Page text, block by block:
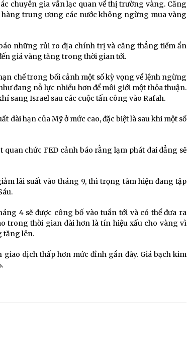
chuyên gia vẫn lạc quan về thị trường vàng. Căng
trung ương các nước không ngừng mua vàng
những rủi ro địa chính trị và căng thẳng tiềm ẩn
giá vàng tăng trong thời gian tới.
chế trong bối cảnh một số kỳ vọng về lệnh ngừng
đang nỗ lực nhiều hơn để môi giới một thỏa thuận.
sang Israel sau các cuộc tấn công vào Rafah.
dài hạn của Mỹ ở mức cao, đặc biệt là sau khi một số
chức FED cảnh báo rằng lạm phát dai dẳng sẽ
lãi suất vào tháng 9, thì trọng tâm hiện đang tập
4 sẽ được công bố vào tuần tới và có thể đưa ra
trong thời gian dài hơn là tín hiệu xấu cho vàng vì
tăng lên.
dịch thấp hơn mức đỉnh gần đây. Giá bạch kim